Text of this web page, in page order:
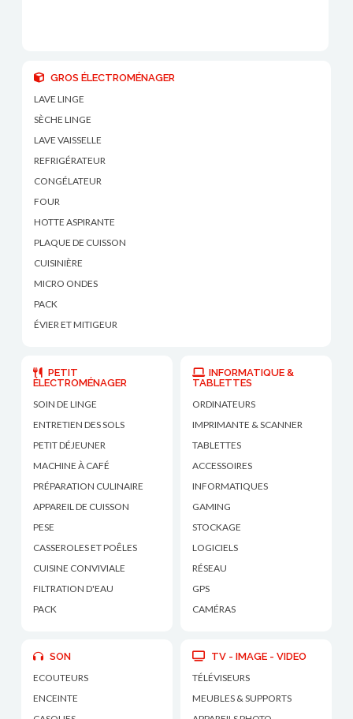
GROS ÉLECTROMÉNAGER
LAVE LINGE
SÈCHE LINGE
LAVE VAISSELLE
REFRIGÉRATEUR
CONGÉLATEUR
FOUR
HOTTE ASPIRANTE
PLAQUE DE CUISSON
CUISINIÈRE
MICRO ONDES
PACK
ÉVIER ET MITIGEUR
PETIT
ÉLECTROMÉNAGER
SOIN DE LINGE
ENTRETIEN DES SOLS
PETIT DÉJEUNER
MACHINE À CAFÉ
PRÉPARATION CULINAIRE
APPAREIL DE CUISSON
PESE
CASSEROLES ET POÊLES
CUISINE CONVIVIALE
FILTRATION D'EAU
PACK
INFORMATIQUE &
TABLETTES
ORDINATEURS
IMPRIMANTE & SCANNER
TABLETTES
ACCESSOIRES
INFORMATIQUES
GAMING
STOCKAGE
LOGICIELS
RÉSEAU
GPS
CAMÉRAS
SON
ECOUTEURS
ENCEINTE
TV - IMAGE - VIDEO
TÉLÉVISEURS
MEUBLES & SUPPORTS